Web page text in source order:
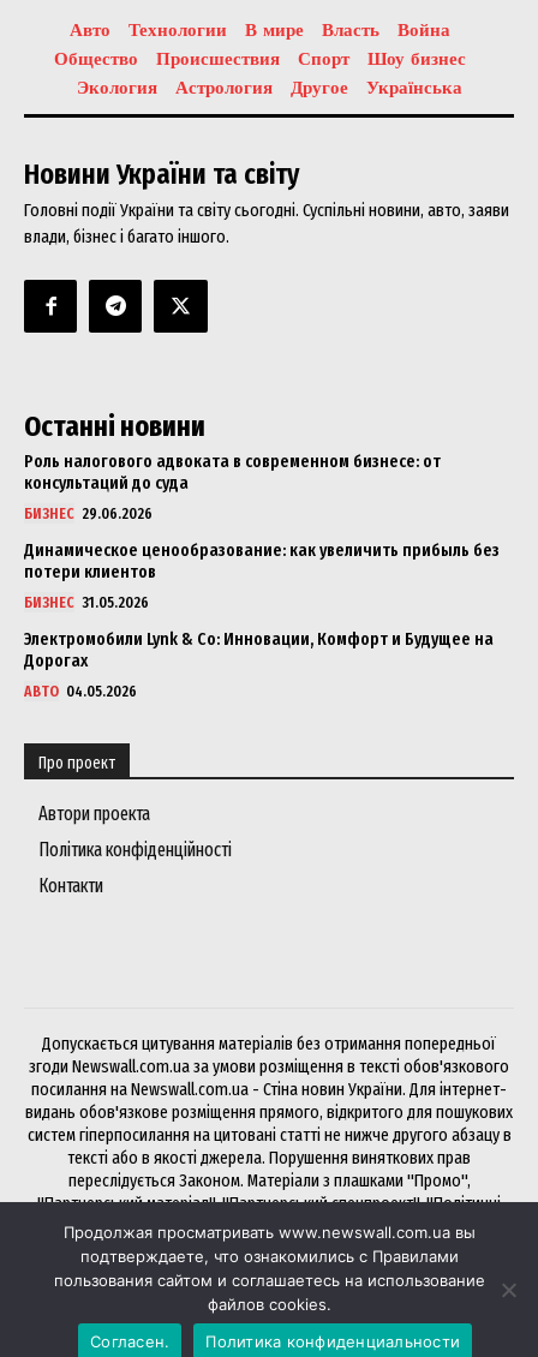
Авто Технологии В мире Власть
Война
Общество
Происшествия Спорт
Шоу бизнес
Экология
Астрология Другое Українська
Новини України та світу
Головні події України та світу сьогодні. Суспільні новини, авто, заяви
влади, бізнес і багато іншого.
Останні новини
Роль налогового адвоката в современном бизнесе: от
консультаций до суда
БИЗНЕС 29.06.2026
Динамическое ценообразование: как увеличить прибыль без
потери клиентов
БИЗНЕС 31.05.2026
Электромобили Lynk & Co: Инновации, Комфорт и Будущее на
Дорогах
АВТО 04.05.2026
Про проект
Автори проекта
Політика конфіденційності
Контакти
Допускається цитування матеріалів без отримання попередньої
згоди Newswall.com.ua за умови розміщення в тексті обов'язкового
посилання на Newswall.com.ua - Стіна новин України. Для інтернет-
видань обов'язкове розміщення прямого, відкритого для пошукових
систем гіперпосилання на цитовані статті не нижче другого абзацу в
тексті або в якості джерела. Порушення виняткових прав
переслідується Законом. Матеріали з плашками "Промо",
"Партнерський матеріал", "Партнерський спецпроект", "Політичні
новини", "Прес-реліз", "PR", "Офіційно" публікуються на правах
реклами.
Хочете розмістити статтю чи посилання на NewsWall? Будь ласка,
черезбіржу Collaborator — зручно і швидко.
Продолжая просматривать www.newswall.com.ua вы
подтверждаете, что ознакомились с Правилами
пользования сайтом и соглашаетесь на использование
файлов cookies.
Согласен.
Политика конфиденциальности